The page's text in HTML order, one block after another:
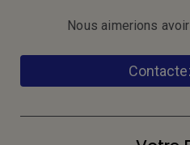
Nous aimerions